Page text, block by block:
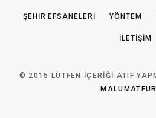
ŞEHIR EFSANELERI YÖNTEM
İLETIŞIM
© 2015 LÜTFEN IÇERIĞI ATIF